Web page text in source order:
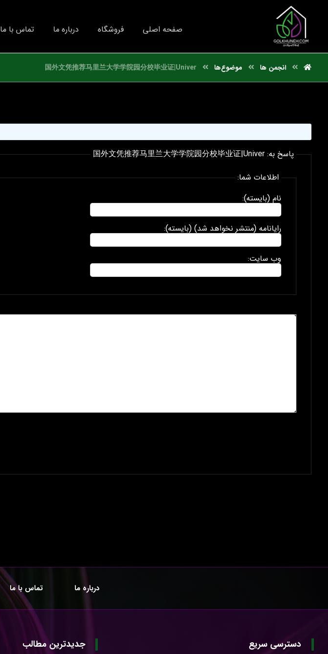
صفحه اصلی فروشگاه درباره ما تماس با ما
انجمن ها موضوع‌ها 国外文凭推荐马里兰大学学院园分校毕业证|Univer
پاسخ به: 国外文凭推荐马里兰大学学院园分校毕业证|Univer
اطلاعات شما:
نام (بایسته):
رایانامه (منتشر نخواهد شد) (بایسته):
وب سایت:
درباره ما تماس با ما
دسترسی سریع جدیدترین مطالب